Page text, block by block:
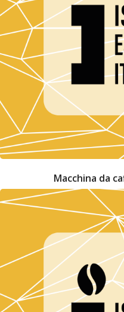
Macchina da